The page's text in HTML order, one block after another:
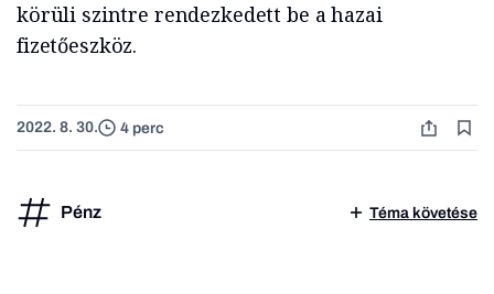
körüli szintre rendezkedett be a hazai
fizetőeszköz.
2022. 8. 30. 4 perc
Pénz Téma követése